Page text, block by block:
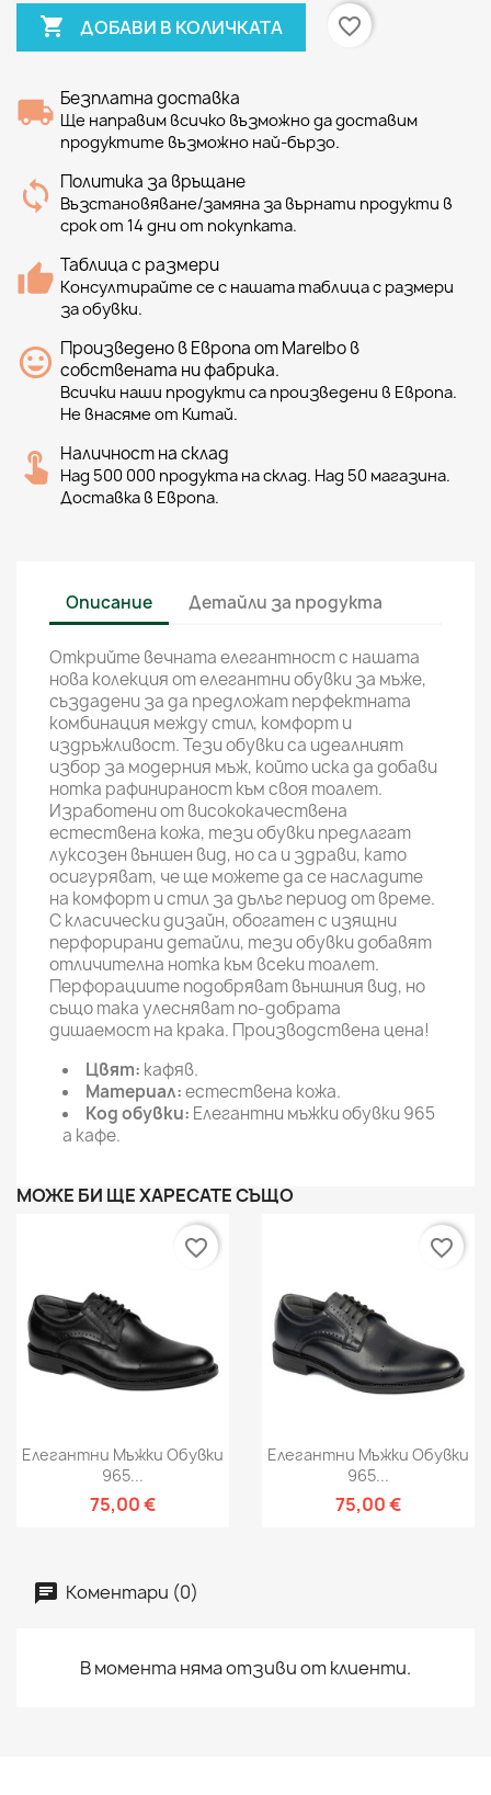
 ДОБАВИ В КОЛИЧКАТА favorite_border
Безплатна доставка
Ще направим всичко възможно да доставим
продуктите възможно най-бързо.
Политика за връщане
Възстановяване/замяна за върнати продукти в
срок от 14 дни от покупката.
Таблица с размери
Консултирайте се с нашата таблица с размери
за обувки.
Произведено в Европа от Marelbo в
собствената ни фабрика.
Всички наши продукти са произведени в Европа.
Не внасяме от Китай.
Наличност на склад
Над 500 000 продукта на склад. Над 50 магазина.
Доставка в Европа.
Описание Детайли за продукта
Открийте вечната елегантност с нашата
нова колекция от елегантни обувки за мъже,
създадени за да предложат перфектната
комбинация между стил, комфорт и
издръжливост. Тези обувки са идеалният
избор за модерния мъж, който иска да добави
нотка рафинираност към своя тоалет.
Изработени от висококачествена
естествена кожа, тези обувки предлагат
луксозен външен вид, но са и здрави, като
осигуряват, че ще можете да се насладите
на комфорт и стил за дълъг период от време.
С класически дизайн, обогатен с изящни
перфорирани детайли, тези обувки добавят
отличителна нотка към всеки тоалет.
Перфорациите подобряват външния вид, но
също така улесняват по-добрата
дишаемост на крака. Производствена цена!
Цвят: кафяв.
Материал:естествена кожа.
Код обувки: Елегантни мъжки обувки 965
а кафе.
МОЖЕ БИ ЩЕ ХАРЕСАТЕ СЪЩО
Елегантни Мъжки Обувки
965...
75,00 €
favorite_border
Елегантни Мъжки Обувки
965...
75,00 €
favorite_border
Коментари (0)
В момента няма отзиви от клиенти.